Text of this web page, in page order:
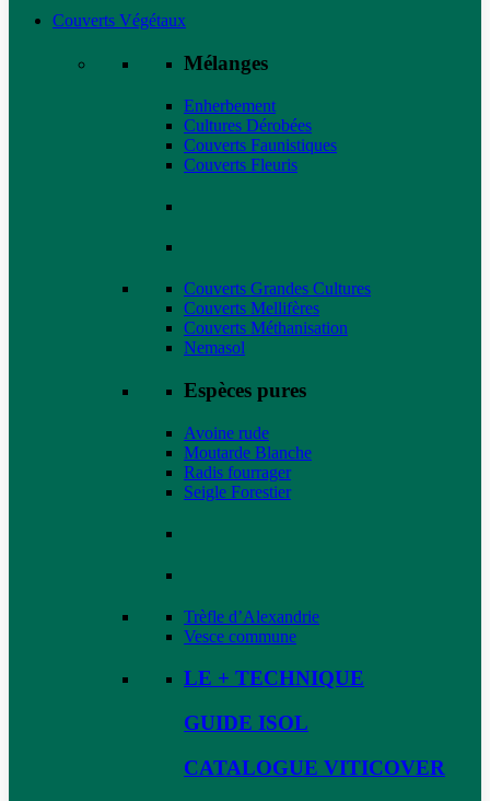
Couverts Végétaux
Mélanges
Enherbement
Cultures Dérobées
Couverts Faunistiques
Couverts Fleuris
Couverts Grandes Cultures
Couverts Mellifères
Couverts Méthanisation
Nemasol
Espèces pures
Avoine rude
Moutarde Blanche
Radis fourrager
Seigle Forestier
Trèfle d’Alexandrie
Vesce commune
LE + TECHNIQUE
GUIDE ISOL
CATALOGUE VITICOVER